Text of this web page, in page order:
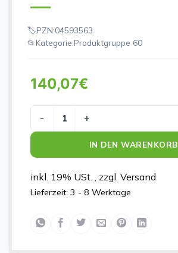
PZN:04593563
Kategorie:Produktgruppe 60
140,07€
LEUKOPOR 5MX1.25CM Menge
IN DEN WARENKORB
inkl. 19% USt. , zzgl. Versand
Lieferzeit: 3 - 8 Werktage